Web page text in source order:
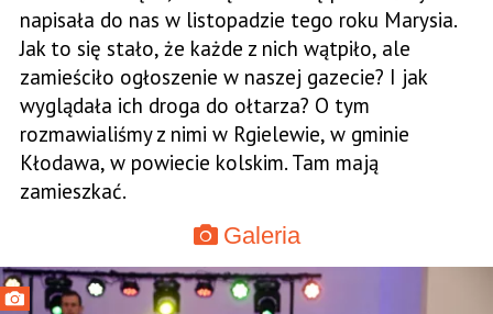
napisała do nas w listopadzie tego roku Marysia.
Jak to się stało, że każde z nich wątpiło, ale
zamieściło ogłoszenie w naszej gazecie? I jak
wyglądała ich droga do ołtarza? O tym
rozmawialiśmy z nimi w Rgielewie, w gminie
Kłodawa, w powiecie kolskim. Tam mają
zamieszkać.
Galeria